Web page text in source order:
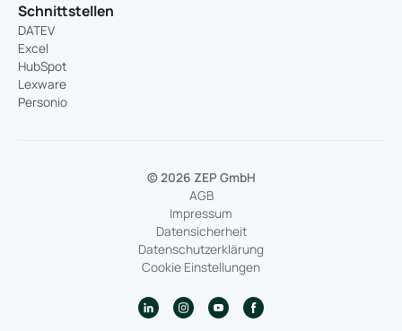
Schnittstellen
DATEV
Excel
HubSpot
Lexware
Personio
© 2026 ZEP GmbH
AGB
Impressum
Datensicherheit
Datenschutzerklärung
Cookie Einstellungen